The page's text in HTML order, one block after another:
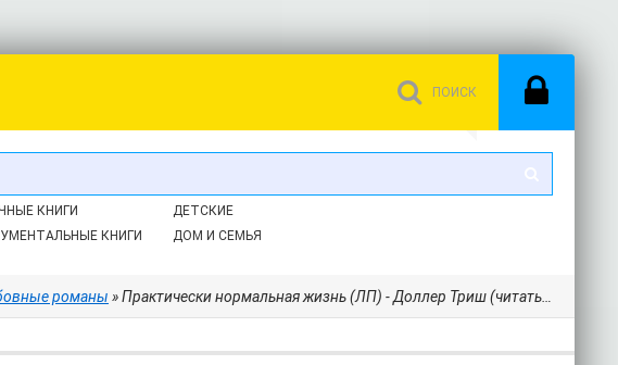
КНИГИ
КНИГИ
ДЕТСКИЕ
ДОМ И СЕМЬЯ
романы » Практически нормальная жизнь (ЛП) - Доллер Триш (читать книги онлайн бесплатно полностью без TXT) 📗